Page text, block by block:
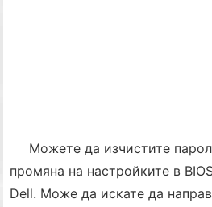
Можете да изчистите
промяна на настройките в
Dell. Може да искате да